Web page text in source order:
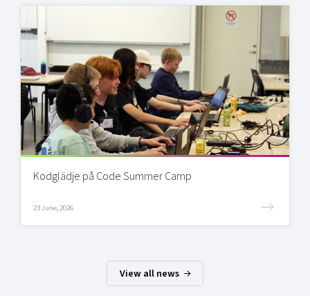
Kodglädje på Code Summer Camp
23 June, 2026
View all news